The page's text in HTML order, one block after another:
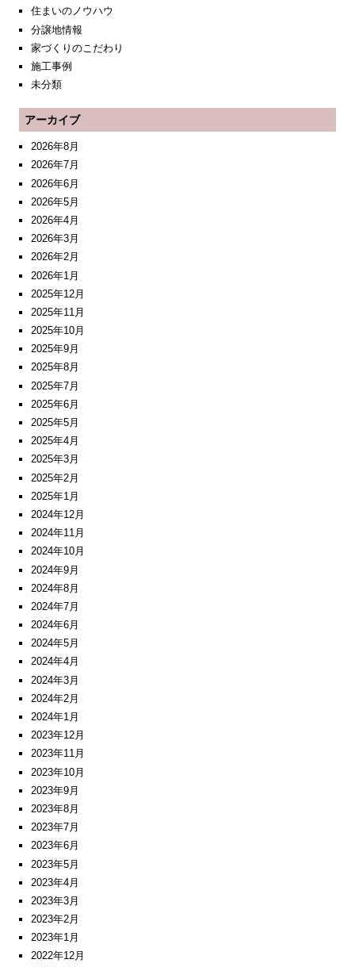
住まいのノウハウ
分譲地情報
家づくりのこだわり
施工事例
未分類
アーカイブ
2026年8月
2026年7月
2026年6月
2026年5月
2026年4月
2026年3月
2026年2月
2026年1月
2025年12月
2025年11月
2025年10月
2025年9月
2025年8月
2025年7月
2025年6月
2025年5月
2025年4月
2025年3月
2025年2月
2025年1月
2024年12月
2024年11月
2024年10月
2024年9月
2024年8月
2024年7月
2024年6月
2024年5月
2024年4月
2024年3月
2024年2月
2024年1月
2023年12月
2023年11月
2023年10月
2023年9月
2023年8月
2023年7月
2023年6月
2023年5月
2023年4月
2023年3月
2023年2月
2023年1月
2022年12月